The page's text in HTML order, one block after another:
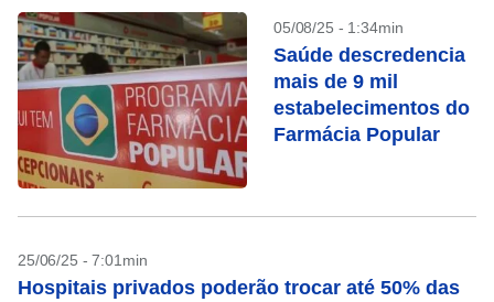
05/08/25 - 1:34min
Saúde descredencia
mais de 9 mil
estabelecimentos do
Farmácia Popular
25/06/25 - 7:01min
Hospitais privados poderão trocar até 50% das